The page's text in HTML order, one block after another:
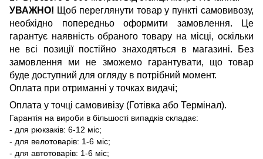
УВАЖНО! Щоб переглянути товар у пункті самовивозу,
необхідно попередньо оформити замовлення. Це
гарантує наявність обраного товару на місці, оскільки
не всі позиції постійно знаходяться в магазині. Без
замовлення ми не зможемо гарантувати, що товар
буде доступний для огляду в потрібний момент.
Оплата при отриманні у точках видачі;
Оплата у точці самовивізу (Готівка або Термінал).
Гарантія на вироби в більшості випадків складає:
- для рюкзаків: 6-12 міс;
- для велотоварів: 1-6 міс;
- для автотоварів: 1-6 міс;